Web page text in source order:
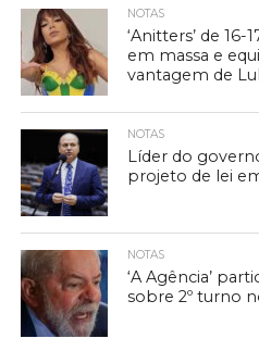
NOTAS
‘Anitters’ de
em massa e
vantagem de
NOTAS
Líder do
projeto de lei
NOTAS
‘A Agência’
sobre 2º turno